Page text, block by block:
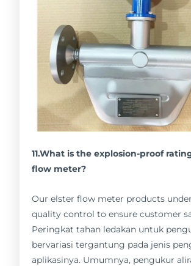
11.What is the explosion-proof
flow meter?
Our elster flow meter products
quality control to ensure customer
Peringkat tahan ledakan untuk
bervariasi tergantung pada jenis
aplikasinya. Umumnya, pengukur